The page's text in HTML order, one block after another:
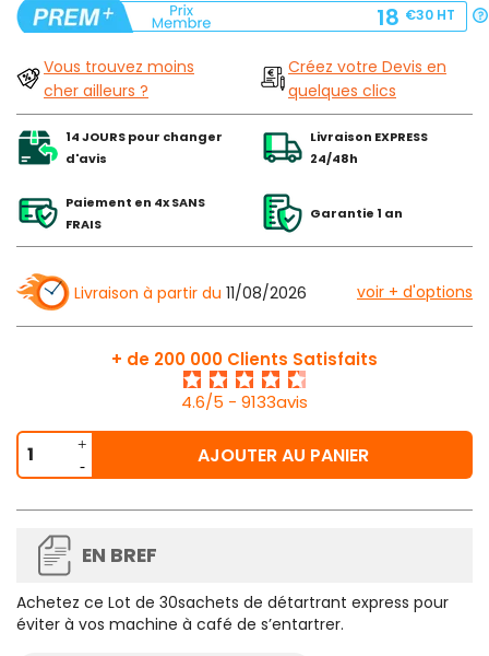
18 €30 HT
Vous trouvez moins
cher ailleurs ?
Créez votre Devis en
quelques clics
14 JOURS pour changer
d'avis
Livraison EXPRESS
24/48h
Paiement en 4x SANS
FRAIS
Garantie 1 an
Livraison à partir du 11/08/2026 voir + d'options
+ de 200 000 Clients Satisfaits
4.6/5 - 9133avis
AJOUTER AU PANIER
EN BREF
Achetez ce Lot de 30sachets de détartrant express pour
éviter à vos machine à café de s’entartrer.